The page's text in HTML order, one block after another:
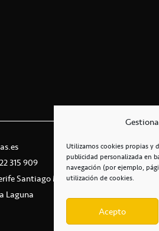
Utilizamos cookies propias y
publicidad personalizada en
navegación (por ejemplo,
utilización de cookies.
Acepto
315 909
Santiago Martín
Laguna